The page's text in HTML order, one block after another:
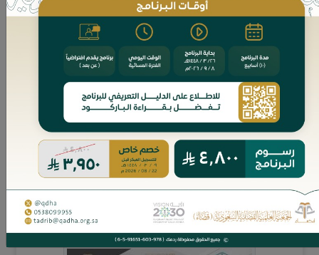
قدم فضيلة د. سلمان بن صالح الدخيل، عضو هيئة التدريس بقسم
الفقه المقارن بالمعهد العالي للقضاء، بحثًا بعنوان: ( الوساطة
مجاني
العدد إلكتروني
مصادر الحكم التجاري